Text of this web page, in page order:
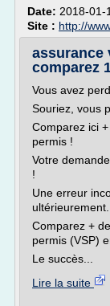
Date: 2018-01-
Site : http://
assurance
comparez
Vous avez
Souriez, vous
Comparez ici
permis !
Votre
!
Une erreur
Comparez +
permis (VSP)
Le succès...
Lire la suite